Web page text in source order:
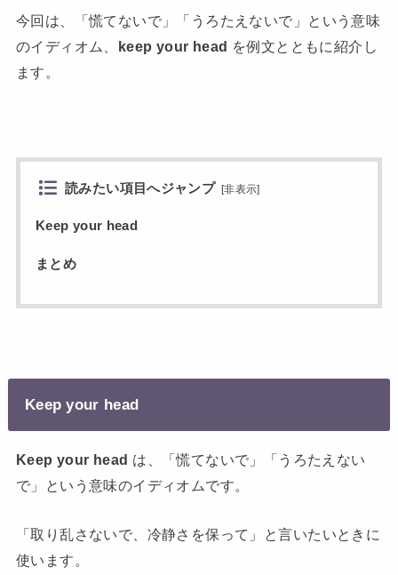
今回は、「慌てないで」「うろたえないで」という意味
のイディオム、 keep your head を例文とともに紹介し
ます。
読みたい項目へジャンプ [非表示]
Keep your head
まとめ
Keep your head
Keep your head は、「慌てないで」「うろたえない
で」という意味のイディオムです。
「取り乱さないで、冷静さを保って」と言いたいときに
使います。